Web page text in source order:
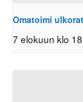
Omatoimi
7 elokuun klo